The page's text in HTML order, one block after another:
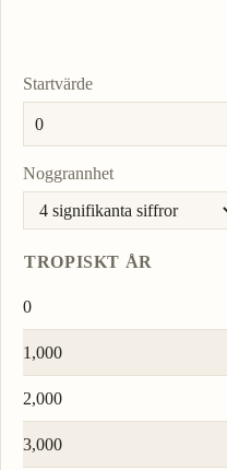
Startvärde
Noggrannhet
TROPISKT ÅR
0
1,000
2,000
3,000